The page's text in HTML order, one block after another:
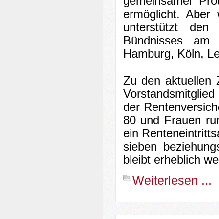
ermöglicht.
unterstützt
Bündnisses
Hamburg, Köln,
Zu den aktuellen
der
80 und Frauen
ein
sieben
bleibt erheblich
Weiterlesen ...